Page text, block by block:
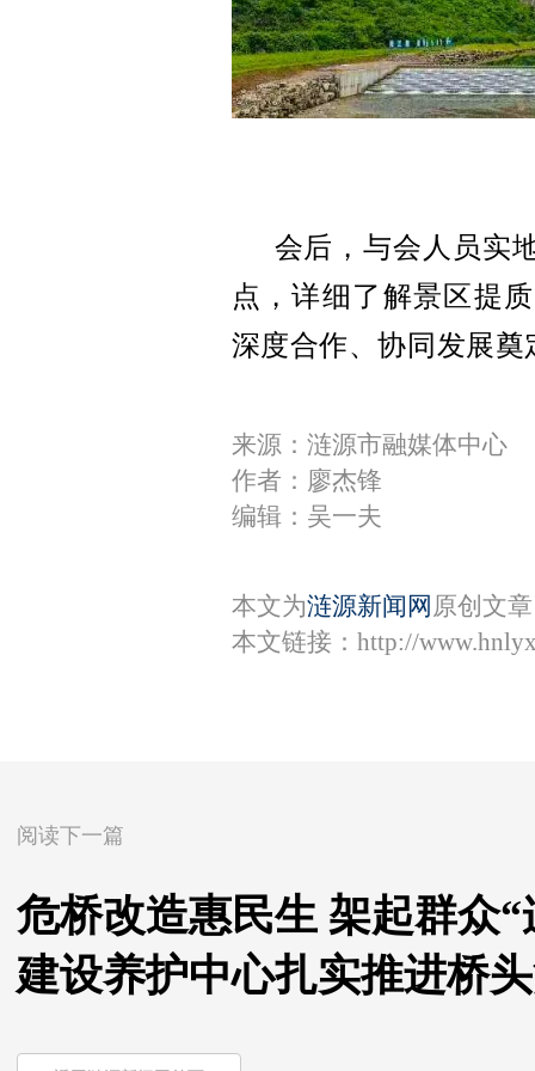
会后，与会人员实
点，详细了解景区提
深度合作、协同发展
来源：涟源市融媒体中心
作者：廖杰锋
编辑：吴一夫
本文为涟源新闻网 原创文
本文链接： http://
阅读下一篇
危桥改造惠民生 架起群
建设养护中心扎实推进桥